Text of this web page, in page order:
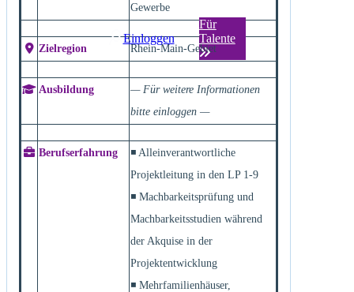
Einloggen
Für
Talente
Gewerbe
Zielregion Rhein-Main-Gebiet
Ausbildung
— Für weitere Informationen
bitte einloggen —
Berufserfahrung
◾ Alleinverantwortliche
Projektleitung in den LP 1-9
◾ Machbarkeitsprüfung und
Machbarkeitsstudien während
der Akquise in der
Projektentwicklung
◾ Mehrfamilienhäuser,